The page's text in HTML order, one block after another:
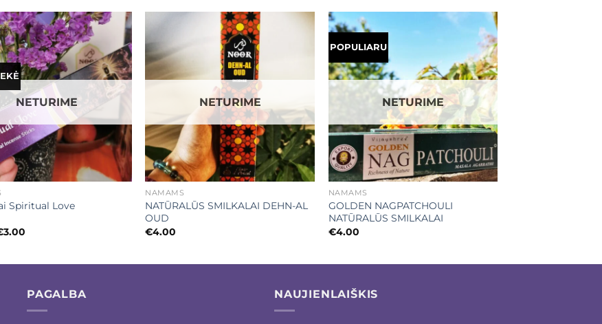
Mėgstamiausias
NETURIME
Spiritual Love
3.00
Mėgstamiausias
+
NETURIME
NAMAMS
NATŪRALŪS SMILKALAI DEHN-AL
OUD
€4.00
POPULIARU Mėgstamiausias
+
NETURIME
NAMAMS
GOLDEN NAGPATCHOULI
NATŪRALŪS SMILKALAI
€4.00
PAGALBA NAUJIENLAIŠKIS